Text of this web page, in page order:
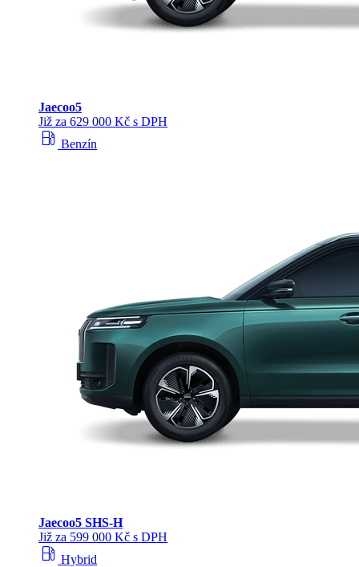
Jaecoo5
Již za 629 000 Kč s DPH
local_gas_station Benzín
Jaecoo5 SHS-H
Již za 599 000 Kč s DPH
local_gas_station Hybrid